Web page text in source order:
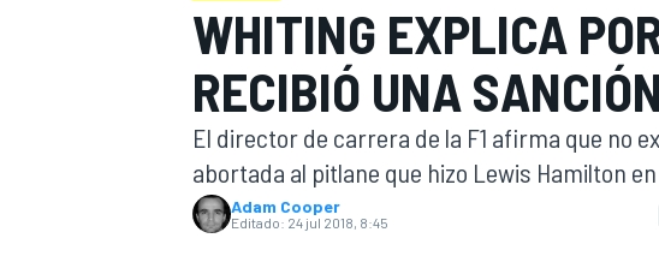
WHITING EXPLICA
RECIBIÓ UNA
El director de carrera de la F1 afirma que no
abortada al pitlane que hizo Lewis Hamilton en
Adam Cooper
Editado: 24 jul 2018, 8:45